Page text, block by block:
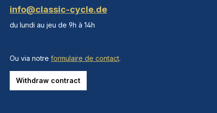
info@classic-cycle.de
du lundi au jeu de 9h à 14h
Ou via notre formulaire de contact.
Withdraw contract